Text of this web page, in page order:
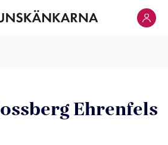
Klicka
Ehrenfels